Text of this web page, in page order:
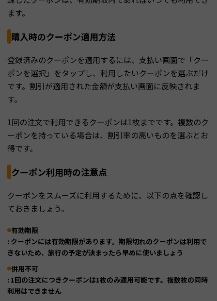
ます。
購入時のクーポン適用方法
登録済みのクーポンを適用するには、支払い画面で「クー
ポンを選択」をタップし、利用したいクーポンを選ぶだけ
です。割引が適用された金額が支払い画面に反映されま
す。
1回の注文で利用できるクーポンは1枚までです。複数のク
ーポンを持っている場合は、割引率の高いものを選ぶとお
得です。
クーポン利用時の注意点
クーポンをスムーズに利用するために、以下の点を確認し
ておきましょう。
有効期限
: クーポンには有効期限があります。期限切れのクーポンは利用で
きないため、旅行の予定が決まったら早めに使いましょう
併用不可
: 1回の注文につきクーポンは1枚のみ適用可能です。複数枚の同時
利用はできません